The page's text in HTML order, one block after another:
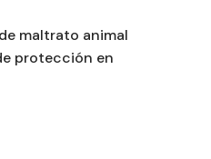
maltrato animal
protección en